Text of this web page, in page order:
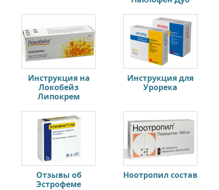
Инструкция на
Локобейз
Липокрем
Инструкция для
Урорека
Отзывы об
Эстрофеме
Ноотропил состав